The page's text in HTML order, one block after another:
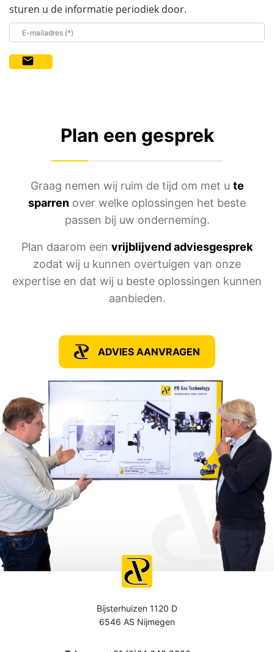
sturen u de informatie periodiek door.
mail
Plan een gesprek
Graag nemen wij ruim de tijd om met u te
sparren over welke oplossingen het beste
passen bij uw onderneming.
Plan daarom een vrijblijvend adviesgesprek
zodat wij u kunnen overtuigen van onze
expertise en dat wij u beste oplossingen kunnen
aanbieden.
ADVIES AANVRAGEN
Bijsterhuizen 1120 D
6546 AS Nijmegen